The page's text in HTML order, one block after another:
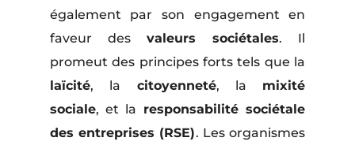
également par son engagement en
faveur des valeurs sociétales. Il
promeut des principes forts tels que la
laïcité, la citoyenneté, la mixité
sociale, et la responsabilité sociétale
des entreprises (RSE). Les organismes